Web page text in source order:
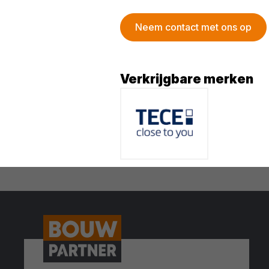
Neem contact met ons op
Verkrijgbare merken